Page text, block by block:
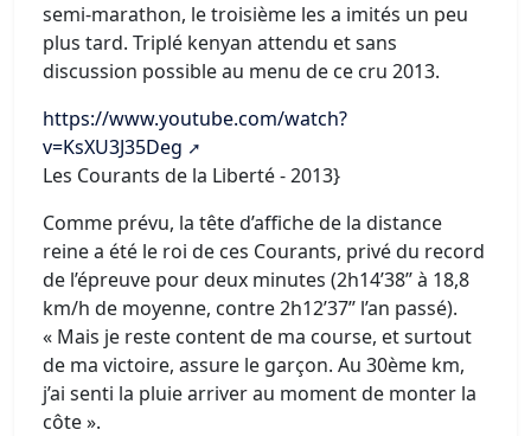
semi-marathon, le troisième les a imités un peu
plus tard. Triplé kenyan attendu et sans
discussion possible au menu de ce cru 2013.
https://www.youtube.com/watch?
v=KsXU3J35Deg
Les Courants de la Liberté - 2013}
Comme prévu, la tête d’affiche de la distance
reine a été le roi de ces Courants, privé du record
de l’épreuve pour deux minutes (2h14’38’’ à 18,8
km/h de moyenne, contre 2h12’37’’ l’an passé).
« Mais je reste content de ma course, et surtout
de ma victoire, assure le garçon. Au 30ème km,
j’ai senti la pluie arriver au moment de monter la
côte ».